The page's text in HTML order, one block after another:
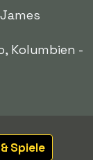
James
Kolumbien -
Spiele